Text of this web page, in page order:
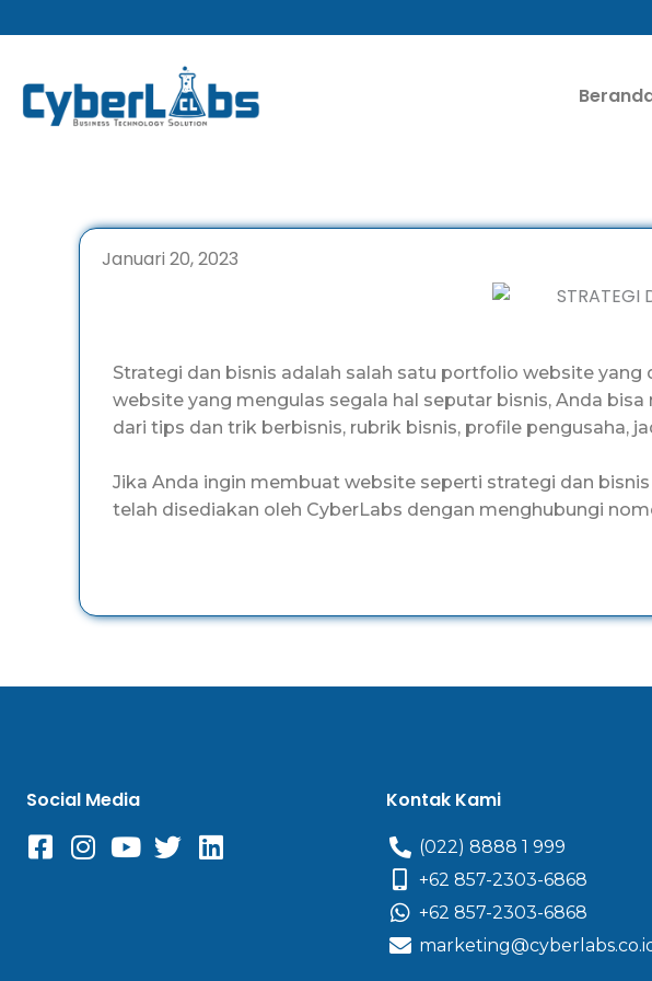
ke
Januari 20, 2023
Strategi dan bisnis adalah salah satu portfolio website
website yang mengulas segala hal seputar bisnis, Anda
dari tips dan trik berbisnis, rubrik bisnis, profile pengusaha,
Jika Anda ingin membuat website seperti strategi dan
telah disediakan oleh CyberLabs dengan menghubungi
Social Media Kontak Kami
(022) 8888 1 999
+62 857-2303-6868
+62 857-2303-6868